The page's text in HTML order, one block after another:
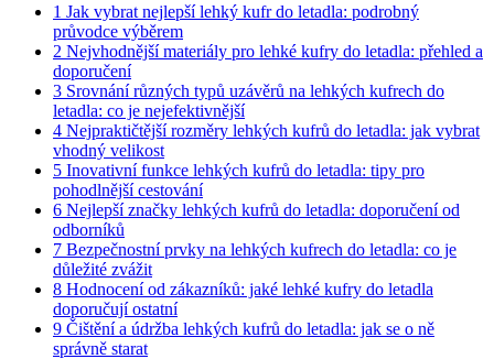
1 Jak vybrat nejlepší lehký kufr do letadla: podrobný
průvodce výběrem
2 Nejvhodnější materiály pro lehké kufry do letadla: přehled a
doporučení
3 Srovnání různých typů uzávěrů na lehkých kufrech do
letadla: co je nejefektivnější
4 Nejpraktičtější rozměry lehkých kufrů do letadla: jak vybrat
vhodný velikost
5 Inovativní funkce lehkých kufrů do letadla: tipy pro
pohodlnější cestování
6 Nejlepší značky lehkých kufrů do letadla: doporučení od
odborníků
7 Bezpečnostní prvky na lehkých kufrech do letadla: co je
důležité zvážit
8 Hodnocení od zákazníků: jaké lehké kufry do letadla
doporučují ostatní
9 Čištění a údržba lehkých kufrů do letadla: jak se o ně
správně starat